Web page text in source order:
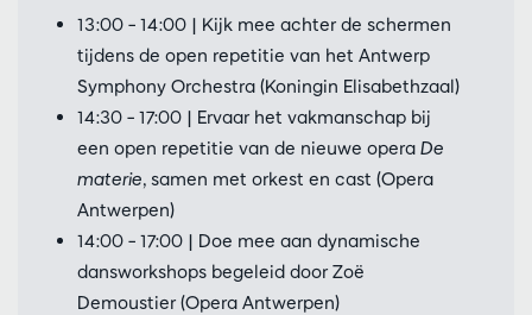
13:00 – 14:00 | Kijk mee achter de schermen
tijdens de open repetitie van het Antwerp
Symphony Orchestra (Koningin Elisabethzaal)
14:30 – 17:00 | Ervaar het vakmanschap bij
een open repetitie van de nieuwe opera De
materie, samen met orkest en cast (Opera
Antwerpen)
14:00 – 17:00 | Doe mee aan dynamische
dansworkshops begeleid door Zoë
Demoustier (Opera Antwerpen)